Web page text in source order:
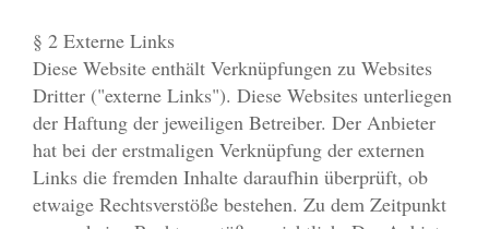
§ 2 Externe Links
Diese Website enthält Verknüpfungen zu Websites
Dritter ("externe Links"). Diese Websites unterliegen
der Haftung der jeweiligen Betreiber. Der Anbieter
hat bei der erstmaligen Verknüpfung der externen
Links die fremden Inhalte daraufhin überprüft, ob
etwaige Rechtsverstöße bestehen. Zu dem Zeitpunkt